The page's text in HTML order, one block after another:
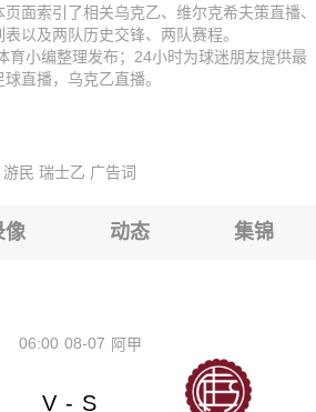
克乙】 维尔克希夫策VS库利基夫
克乙】 维尔克希夫策VS库利基夫
克乙】 维尔克希夫策VS库利基夫
克乙】 维尔克希夫策VS库利基夫
克乙】 维尔克希夫策VS库利基夫
面索引了相关乌克乙、维尔克希夫策直播、
以及两队历史交锋、两队赛程。
小编整理发布；24小时为球迷朋友提供最
直播，乌克乙直播。
游民 瑞士乙 广告词
像 动态 集锦
08-07
06:00 阿甲
V - S